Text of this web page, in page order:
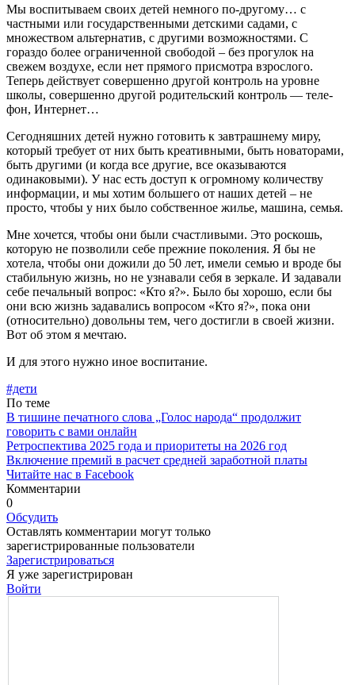
Мы воспитываем своих детей немного по-другому… с
частными или государственными детскими садами, с
множеством альтерна­тив, с другими возможностями. С
гораздо более ограниченной сво­бодой – без прогулок на
свежем воздухе, если нет прямого присмотра взрослого.
Теперь действу­ет совершенно другой контроль на уровне
школы, совершенно дру­гой родительский контроль — теле­
фон, Интернет…
Сегодняшних детей нужно го­товить к завтрашнему миру,
кото­рый требует от них быть креатив­ными, быть новаторами,
быть дру­гими (и когда все другие, все ока­зываются
одинаковыми). У нас есть доступ к огромному количест­ву
информации, и мы хотим боль­шего от наших детей – не
просто, чтобы у них было собственное жи­лье, машина, семья.
Мне хочется, чтобы они были счастливыми. Это роскошь,
кото­рую не позволили себе прежние поколения. Я бы не
хотела, что­бы они дожили до 50 лет, име­ли семью и вроде бы
стабильную жизнь, но не узнавали себя в зер­кале. И задавали
себе печальный вопрос: «Кто я?». Было бы хоро­шо, если бы
они всю жизнь зада­вались вопросом «Кто я?», пока они
(относительно) довольны тем, чего достигли в своей жизни.
Вот об этом я мечтаю.
И для этого нужно иное воспи­тание.
#дети
По теме
В тишине печатного слова „Голос народа“ продолжит
говорить с вами онлайн
Ретроспектива 2025 года и приоритеты на 2026 год
Включение премий в расчет средней заработной платы
Читайте нас в Facebook
Комментарии
0
Обсудить
Оставлять комментарии могут только
зарегистрированные пользователи
Зарегистрироваться
Я уже зарегистрирован
Войти